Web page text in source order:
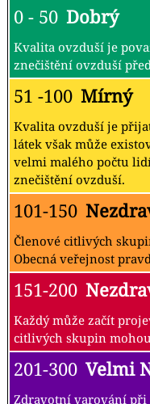
0 - 50 Dobrý
Kvalita ovzduší je
znečištění ovzduší
51 -100 Mírný
Kvalita ovzduší je
látek však může
velmi malého počtu
znečištění ovzduší.
101-150
Členové citlivých
Obecná veřejnost
151-200
Každý může začít
citlivých skupin
201-300 Velmi
Zdravotní varování při